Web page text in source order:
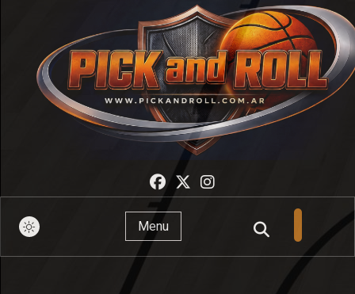
Pick And Roll
Menu